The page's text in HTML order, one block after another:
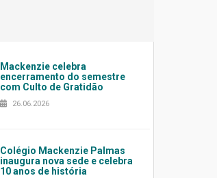
Mackenzie celebra
encerramento do semestre
com Culto de Gratidão
26.06.2026
Colégio Mackenzie Palmas
inaugura nova sede e celebra
10 anos de história